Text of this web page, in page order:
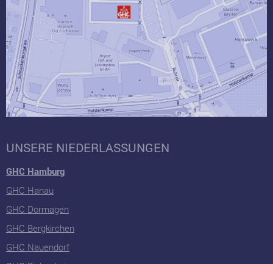
UNSERE NIEDERLASSUNGEN
GHC Hamburg
GHC Hanau
GHC Dormagen
GHC Bergkirchen
GHC Nauendorf